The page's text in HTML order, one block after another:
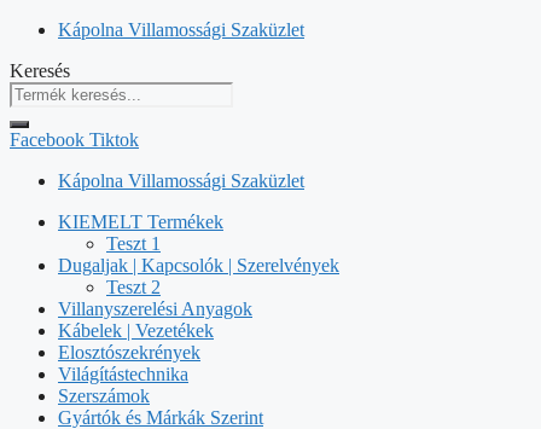
Kilépés
tartalomba
Kápolna Villamossági Szaküzlet
Keresés
Facebook Tiktok
Kápolna Villamossági Szaküzlet
KIEMELT Termékek
Teszt 1
Dugaljak | Kapcsolók | Szerelvények
Teszt 2
Villanyszerelési Anyagok
Kábelek | Vezetékek
Elosztószekrények
Világítástechnika
Szerszámok
Gyártók és Márkák Szerint